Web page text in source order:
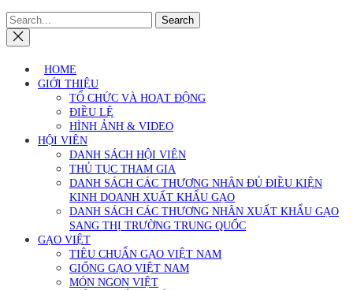
Search
HOME
GIỚI THIỆU
TỔ CHỨC VÀ HOẠT ĐỘNG
ĐIỀU LỆ
HÌNH ẢNH & VIDEO
HỘI VIÊN
DANH SÁCH HỘI VIÊN
THỦ TỤC THAM GIA
DANH SÁCH CÁC THƯƠNG NHÂN ĐỦ ĐIỀU KIỆN
KINH DOANH XUẤT KHẨU GẠO
DANH SÁCH CÁC THƯƠNG NHÂN XUẤT KHẨU GẠO
SANG THỊ TRƯỜNG TRUNG QUỐC
GẠO VIỆT
TIÊU CHUẨN GẠO VIỆT NAM
GIỐNG GẠO VIỆT NAM
MÓN NGON VIỆT